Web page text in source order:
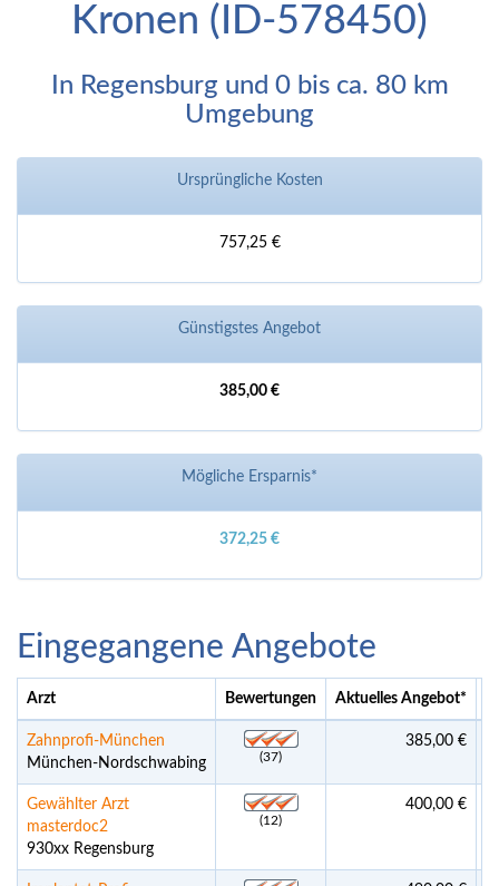
Kronen (ID-578450)
In Regensburg und 0 bis ca. 80 km
Umgebung
Ursprüngliche Kosten
757,25 €
Günstigstes Angebot
385,00 €
Mögliche Ersparnis*
372,25 €
Eingegangene Angebote
Arzt Bewertungen Aktuelles Angebot*
Zahnprofi-München
München-Nordschwabing
(37)
385,00 €
Gewählter Arzt
masterdoc2
930xx Regensburg
(12)
400,00 €